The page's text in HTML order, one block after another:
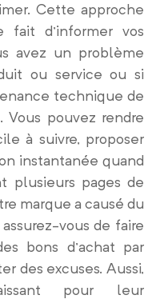
Cette approche
d’informer vos
avez un problème
ou service ou si
technique de
pouvez rendre
à suivre, proposer
instantanée quand
plusieurs pages de
marque a causé du
vous de faire
bons d’achat par
des excuses. Aussi,
pour leur